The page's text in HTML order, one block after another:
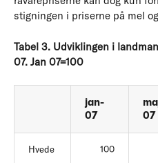
stigningen i priserne på mel
Tabel 3. Udviklingen i
07. Jan 07=100
jan-
07
07
Hvede 100